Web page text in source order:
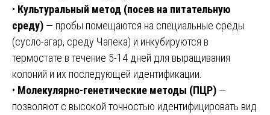
• Культуральный метод (посев на питательную
среду) — пробы помещаются на специальные среды
(сусло-агар, среду Чапека) и инкубируются в
термостате в течение 5-14 дней для выращивания
колоний и их последующей идентификации.
• Молекулярно-генетические методы (ПЦР) —
позволяют с высокой точностью идентифицировать вид